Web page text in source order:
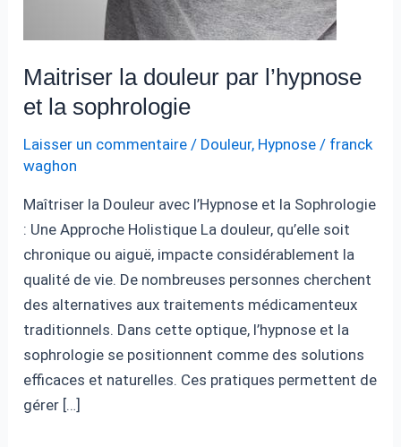
Maitriser la douleur par l’hypnose
et la sophrologie
Laisser un commentaire / Douleur, Hypnose / franck
waghon
Maîtriser la Douleur avec l’Hypnose et la Sophrologie
: Une Approche Holistique La douleur, qu’elle soit
chronique ou aiguë, impacte considérablement la
qualité de vie. De nombreuses personnes cherchent
des alternatives aux traitements médicamenteux
traditionnels. Dans cette optique, l’hypnose et la
sophrologie se positionnent comme des solutions
efficaces et naturelles. Ces pratiques permettent de
gérer […]